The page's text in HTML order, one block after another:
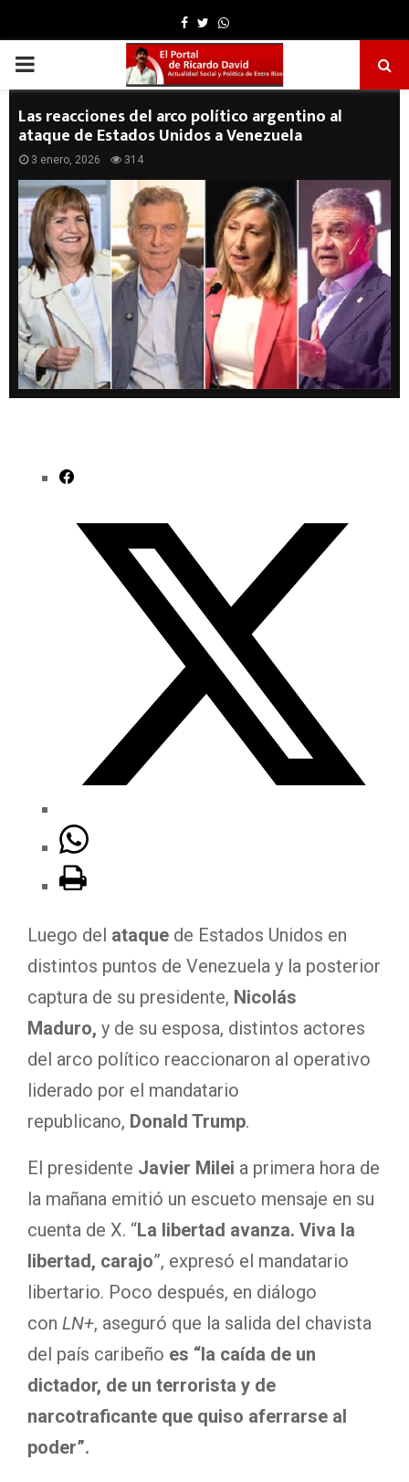
Facebook
TwitterWhatsapp
PRIMARY
MENU
Las reacciones del arco político argentino al
ataque de Estados Unidos a Venezuela
3 enero, 2026 314
Luego del ataque de Estados Unidos en
distintos puntos de Venezuela y la posterior
captura de su presidente, Nicolás
Maduro, y de su esposa, distintos actores
del arco político reaccionaron al operativo
liderado por el mandatario
republicano, Donald Trump.
El presidente Javier Milei a primera hora de
la mañana emitió un escueto mensaje en su
cuenta de X. “La libertad avanza. Viva la
libertad, carajo”, expresó el mandatario
libertario. Poco después, en diálogo
con LN+, aseguró que la salida del chavista
del país caribeño es “la caída de un
dictador, de un terrorista y de
narcotraficante que quiso aferrarse al
poder”.